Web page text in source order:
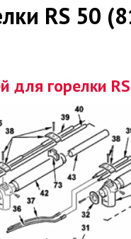
RS 50
для горелки